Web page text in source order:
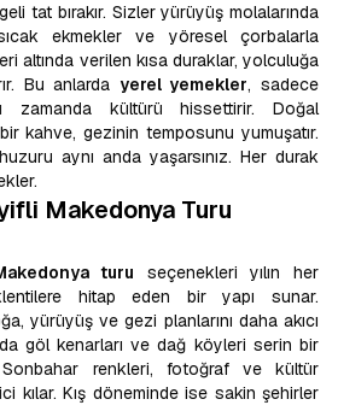
tat bırakır. Sizler yürüyüş molalarında
ekmekler ve yöresel çorbalarla
altında verilen kısa duraklar, yolculuğa
Bu anlarda yerel yemekler, sadece
zamanda kültürü hissettirir. Doğal
kahve, gezinin temposunu yumuşatır.
aynı anda yaşarsınız. Her durak
Makedonya Turu
turu seçenekleri yılın her
hitap eden bir yapı sunar.
yürüyüş ve gezi planlarını daha akıcı
göl kenarları ve dağ köyleri serin bir
renkleri, fotoğraf ve kültür
kılar. Kış döneminde ise sakin şehirler